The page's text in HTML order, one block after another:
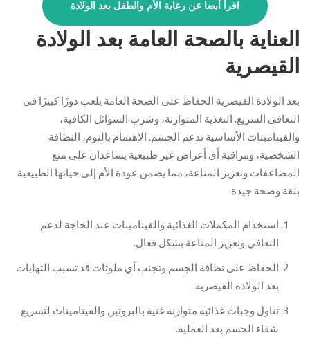
اقرأ أيضا عن رعاية الأم والطفل بعد الولادة
العناية بالصحة العامة بعد الولادة
القيصرية
بعد الولادة القيصرية الحفاظ على الصحة العامة يلعب دورًا كبيرًا في
التعافي السريع. التغذية المتوازنة، وشرب السوائل الكافية،
والفيتامينات الأساسية تدعم الجسم. الاهتمام بالنوم، النظافة
الشخصية، ومراقبة أي أعراض غير طبيعية يساعدان على منع
المضاعفات وتعزيز المناعة، مما يضمن عودة الأم إلى حياتها الطبيعية
بثقة وصحة جيدة.
استخدام المكملات الغذائية والفيتامينات عند الحاجة لدعم
التعافي وتعزيز المناعة بشكل فعال.
الحفاظ على نظافة الجسم وتجنب أي ملوثات قد تسبب التهابات
بعد الولادة القيصرية.
تناول وجبات غذائية متوازنة غنية بالبروتين والفيتامينات لتسريع
شفاء الجسم بعد العملية.